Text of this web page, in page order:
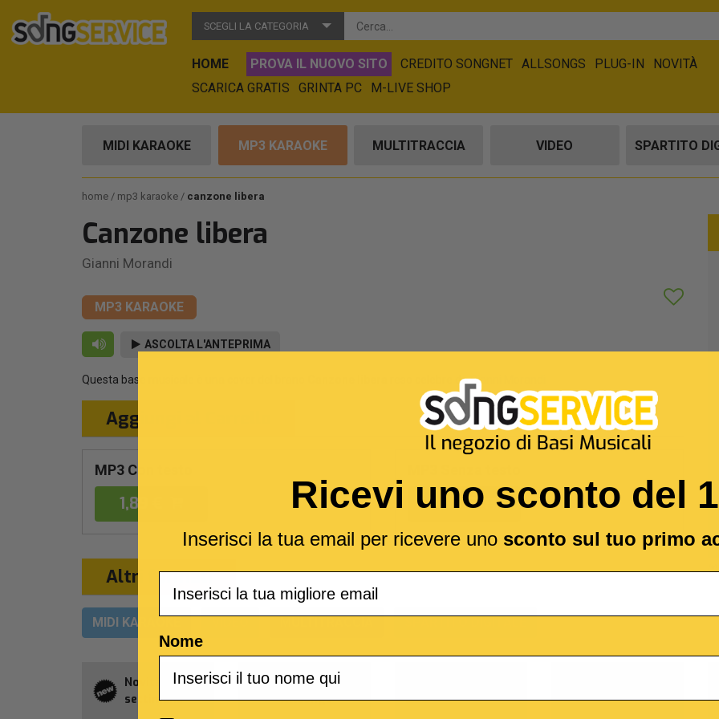
SCEGLI LA CATEGORIA
HOME PROVA IL NUOVO SITO CREDITO SONGNET ALLSONGS PLUG-IN
NOVITÀ
SCARICA GRATIS
GRINTA PC M-LIVE SHOP
MIDI KARAOKE MP3 KARAOKE MULTITRACCIA VIDEO SPARTITO
home mp3 karaoke canzone libera
Canzone libera
Gianni Morandi
MP3 KARAOKE
ASCOLTA L'ANTEPRIMA
Questa base musicale è una cover del brano reso celebre daGianni Morandi
Aggiungi al Carrello
MP3 Con testo
1,89 € 1,89 €
Altri formati
MIDI KARAOKE
Novità della
settimana
Abbonamento
Allsongs
Ricevi uno sconto del
Inserisci la tua email per ricevere uno sconto sul tuo primo
Nome